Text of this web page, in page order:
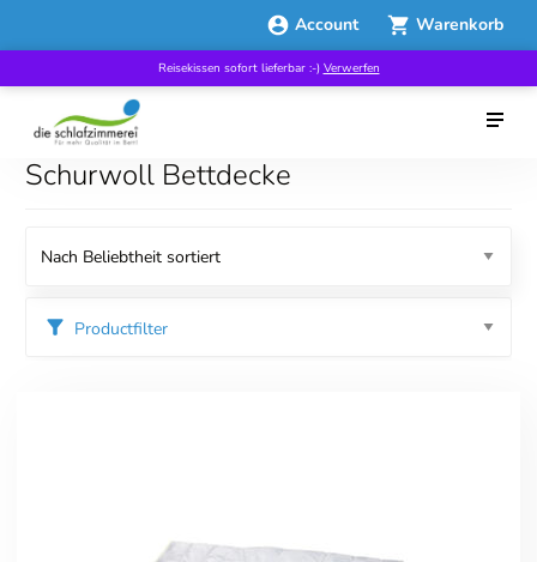
Account Warenkorb
Reisekissen sofort lieferbar :-) Verwerfen
Schurwoll Bettdecke
Productfilter